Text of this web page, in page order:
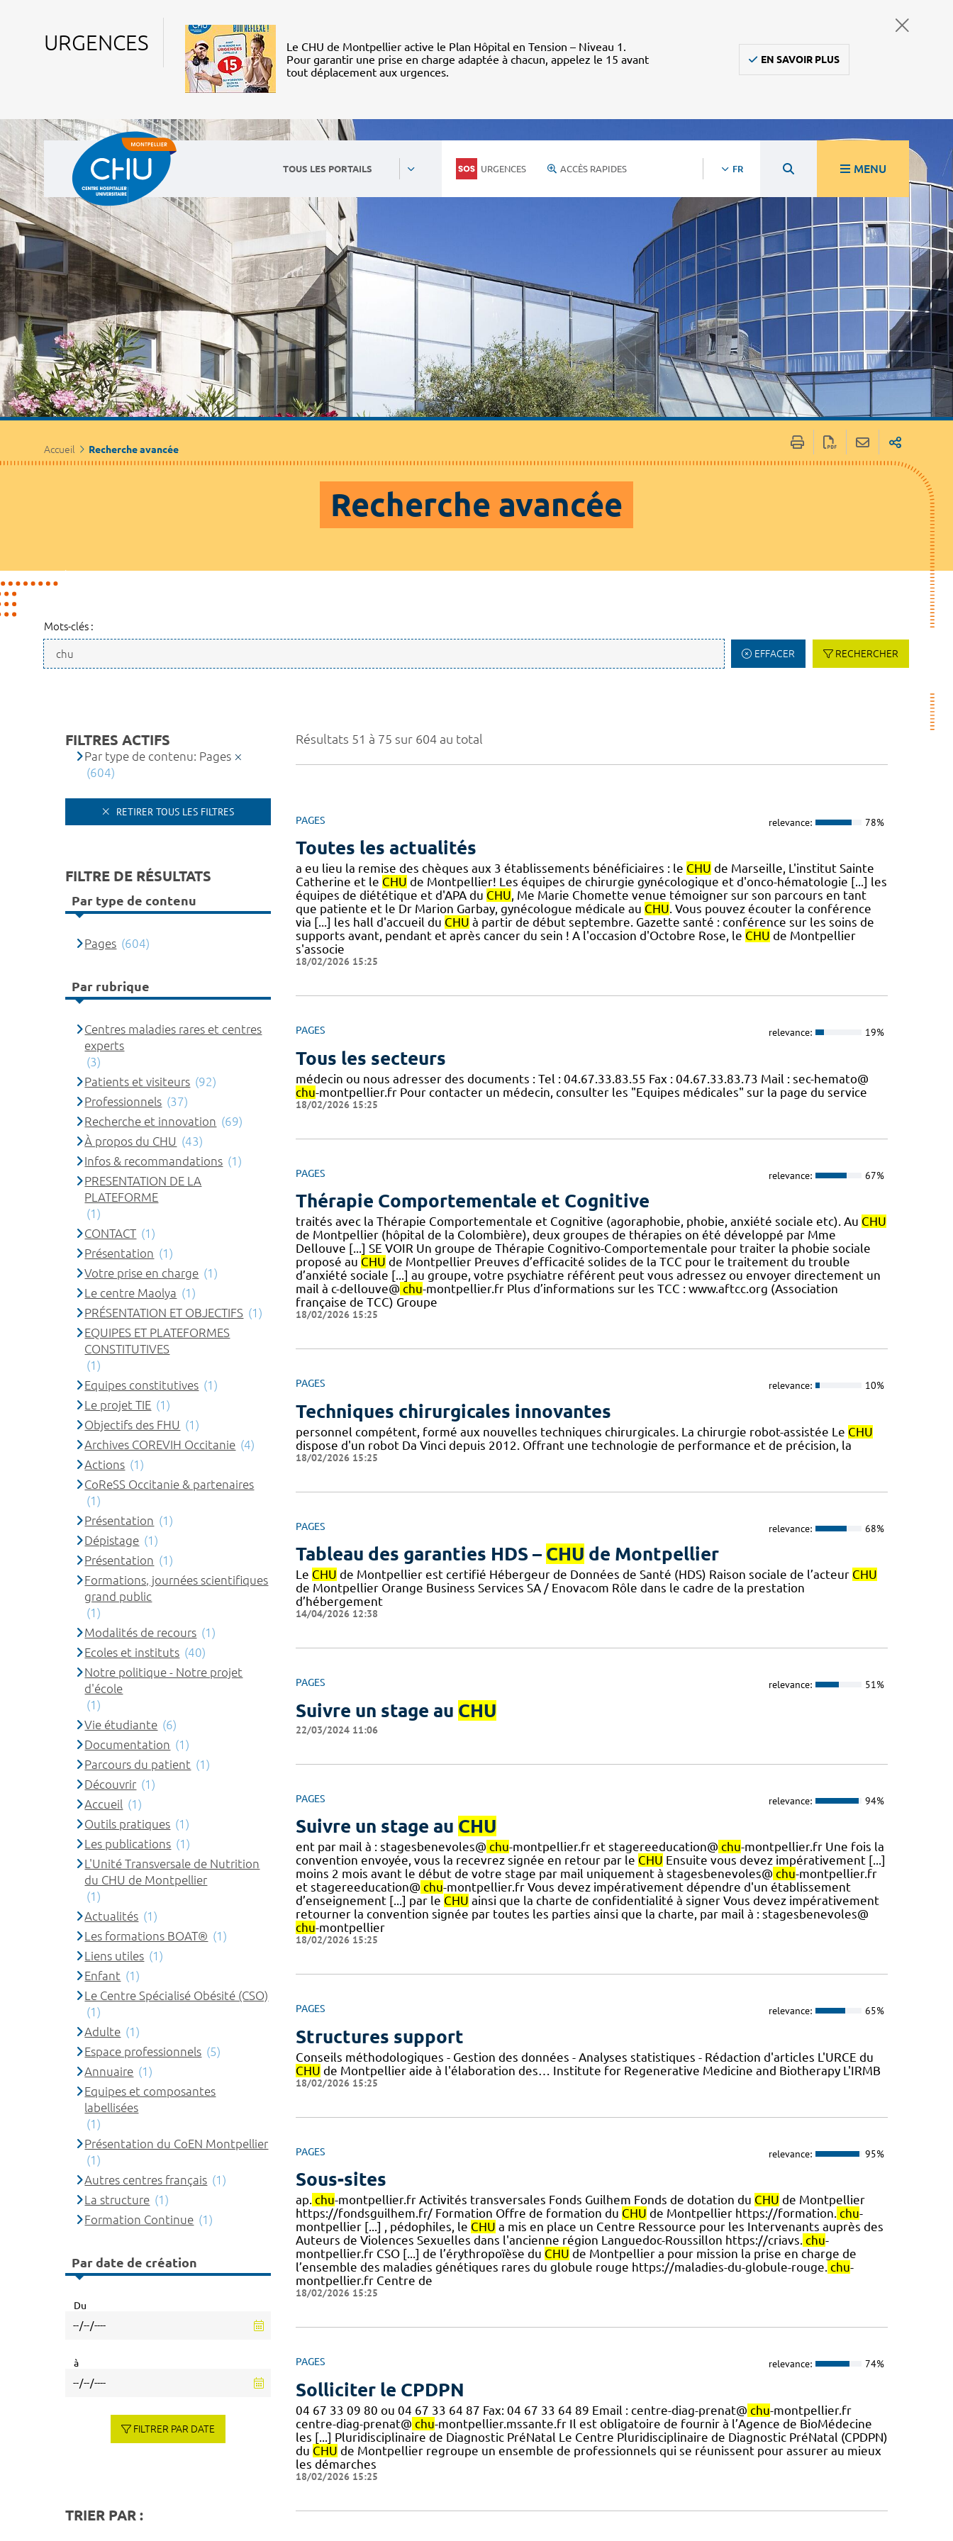
URGENCES
Le CHU de Montpellier active le Plan Hôpital en Tension – Niveau 1.
Pour garantir une prise en charge adaptée à chacun, appelez le 15 avant
tout déplacement aux urgences.
EN SAVOIR PLUS
TOUS LES PORTAILS URGENCES ACCÈS RAPIDES FR MENU
Accueil Recherche avancée
Recherche avancée
Mots-clés :
EFFACER RECHERCHER
Résultats 51 à 75 sur 604 au total
PAGES relevance: 78%
Toutes les actualités
a eu lieu la remise des chèques aux 3 établissements bénéficiaires : le CHU de Marseille, L'institut Sainte
Catherine et le CHU de Montpellier! Les équipes de chirurgie gynécologique et d'onco-hématologie [...] les
équipes de diététique et d'APA du CHU, Me Marie Chomette venue témoigner sur son parcours en tant
que patiente et le Dr Marion Garbay, gynécologue médicale au CHU. Vous pouvez écouter la conférence
via [...] les hall d'accueil du CHU à partir de début septembre. Gazette santé : conférence sur les soins de
supports avant, pendant et après cancer du sein ! A l'occasion d'Octobre Rose, le CHU de Montpellier
s'associe
18/02/2026 15:25
PAGES relevance: 19%
Tous les secteurs
médecin ou nous adresser des documents : Tel : 04.67.33.83.55 Fax : 04.67.33.83.73 Mail : sec-hemato@
chu-montpellier.fr Pour contacter un médecin, consulter les "Equipes médicales" sur la page du service
18/02/2026 15:25
PAGES relevance: 67%
Thérapie Comportementale et Cognitive
traités avec la Thérapie Comportementale et Cognitive (agoraphobie, phobie, anxiété sociale etc). Au CHU
de Montpellier (hôpital de la Colombière), deux groupes de thérapies on été développé par Mme
Dellouve [...] SE VOIR Un groupe de Thérapie Cognitivo-Comportementale pour traiter la phobie sociale
proposé au CHU de Montpellier Preuves d’efficacité solides de la TCC pour le traitement du trouble
d’anxiété sociale [...] au groupe, votre psychiatre référent peut vous adressez ou envoyer directement un
mail à c-dellouve@ chu-montpellier.fr Plus d’informations sur les TCC : www.aftcc.org (Association
française de TCC) Groupe
18/02/2026 15:25
PAGES relevance: 10%
Techniques chirurgicales innovantes
personnel compétent, formé aux nouvelles techniques chirurgicales. La chirurgie robot-assistée Le CHU
dispose d'un robot Da Vinci depuis 2012. Offrant une technologie de performance et de précision, la
18/02/2026 15:25
PAGES relevance: 68%
Tableau des garanties HDS – CHU de Montpellier
Le CHU de Montpellier est certifié Hébergeur de Données de Santé (HDS) Raison sociale de l’acteur CHU
de Montpellier Orange Business Services SA / Enovacom Rôle dans le cadre de la prestation
d’hébergement
14/04/2026 12:38
PAGES relevance: 51%
Suivre un stage au CHU
22/03/2024 11:06
PAGES relevance: 94%
Suivre un stage au CHU
ent par mail à : stagesbenevoles@ chu-montpellier.fr et stagereeducation@ chu-montpellier.fr Une fois la
convention envoyée, vous la recevrez signée en retour par le CHU Ensuite vous devez impérativement [...]
moins 2 mois avant le début de votre stage par mail uniquement à stagesbenevoles@ chu-montpellier.fr
et stagereeducation@ chu-montpellier.fr Vous devez impérativement dépendre d'un établissement
d’enseignement [...] par le CHU ainsi que la charte de confidentialité à signer Vous devez impérativement
retourner la convention signée par toutes les parties ainsi que la charte, par mail à : stagesbenevoles@
chu-montpellier
18/02/2026 15:25
PAGES relevance: 65%
Structures support
Conseils méthodologiques - Gestion des données - Analyses statistiques - Rédaction d'articles L'URCE du
CHU de Montpellier aide à l'élaboration des… Institute for Regenerative Medicine and Biotherapy L'IRMB
18/02/2026 15:25
PAGES relevance: 95%
Sous-sites
ap. chu-montpellier.fr Activités transversales Fonds Guilhem Fonds de dotation du CHU de Montpellier
https://fondsguilhem.fr/ Formation Offre de formation du CHU de Montpellier https://formation. chu-
montpellier [...] , pédophiles, le CHU a mis en place un Centre Ressource pour les Intervenants auprès des
Auteurs de Violences Sexuelles dans l'ancienne région Languedoc-Roussillon https://criavs. chu-
montpellier.fr CSO [...] de l’érythropoïèse du CHU de Montpellier a pour mission la prise en charge de
l’ensemble des maladies génétiques rares du globule rouge https://maladies-du-globule-rouge. chu-
montpellier.fr Centre de
18/02/2026 15:25
PAGES relevance: 74%
Solliciter le CPDPN
04 67 33 09 80 ou 04 67 33 64 87 Fax: 04 67 33 64 89 Email : centre-diag-prenat@ chu-montpellier.fr
centre-diag-prenat@ chu-montpellier.mssante.fr Il est obligatoire de fournir à l’Agence de BioMédecine
les [...] Pluridisciplinaire de Diagnostic PréNatal Le Centre Pluridisciplinaire de Diagnostic PréNatal (CPDPN)
du CHU de Montpellier regroupe un ensemble de professionnels qui se réunissent pour assurer au mieux
les démarches
18/02/2026 15:25
FILTRES ACTIFS
Par type de contenu: Pages
(604)
RETIRER TOUS LES FILTRES
FILTRE DE RÉSULTATS
Par type de contenu
Pages (604)
Par rubrique
Centres maladies rares et centres
experts
(3)
Patients et visiteurs (92)
Professionnels (37)
Recherche et innovation (69)
À propos du CHU (43)
Infos & recommandations (1)
PRESENTATION DE LA
PLATEFORME
(1)
CONTACT (1)
Présentation (1)
Votre prise en charge (1)
Le centre Maolya (1)
PRÉSENTATION ET OBJECTIFS (1)
EQUIPES ET PLATEFORMES
CONSTITUTIVES
(1)
Equipes constitutives (1)
Le projet TIE (1)
Objectifs des FHU (1)
Archives COREVIH Occitanie (4)
Actions (1)
CoReSS Occitanie & partenaires
(1)
Présentation (1)
Dépistage (1)
Présentation (1)
Formations, journées scientifiques
grand public
(1)
Modalités de recours (1)
Ecoles et instituts (40)
Notre politique - Notre projet
d'école
(1)
Vie étudiante (6)
Documentation (1)
Parcours du patient (1)
Découvrir (1)
Accueil (1)
Outils pratiques (1)
Les publications (1)
L'Unité Transversale de Nutrition
du CHU de Montpellier
(1)
Actualités (1)
Les formations BOAT® (1)
Liens utiles (1)
Enfant (1)
Le Centre Spécialisé Obésité (CSO)
(1)
Adulte (1)
Espace professionnels (5)
Annuaire (1)
Equipes et composantes
labellisées
(1)
Présentation du CoEN Montpellier
(1)
Autres centres français (1)
La structure (1)
Formation Continue (1)
Par date de création
Du
à
FILTRER PAR DATE
TRIER PAR :